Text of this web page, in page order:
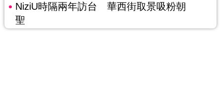
NiziU時隔兩年訪台 華西街取景吸粉朝
聖